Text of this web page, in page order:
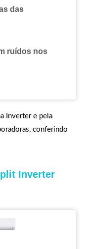
das
ruídos nos
Inverter e pela
conferindo
Inverter